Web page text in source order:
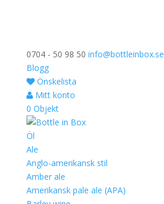
0704 - 50 98 50 info@bottleinbox.se
Blogg
Önskelista
Mitt konto
0 Objekt
Öl
Ale
Anglo-amerikansk stil
Amber ale
Amerikansk pale ale (APA)